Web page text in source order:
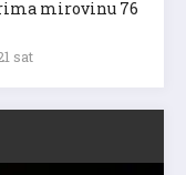
mirovinu 76
sat